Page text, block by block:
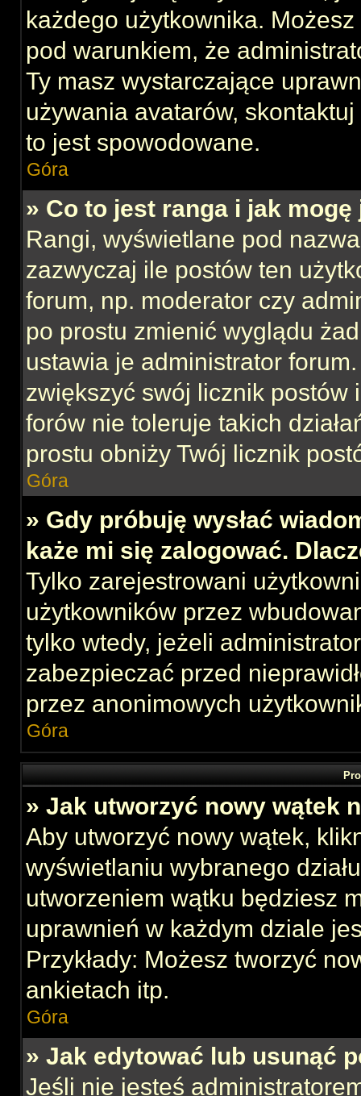
każdego użytkownika.
pod warunkiem, że
Ty masz wystarczające
używania avatarów,
to jest spowodowane.
Góra
» Co to jest ranga i jak mogę
Rangi, wyświetlane pod
zazwyczaj ile postów ten
forum, np. moderator czy
po prostu zmienić wyglądu
ustawia je administrator
zwiększyć swój licznik postów
forów nie toleruje takich
prostu obniży Twój licznik
Góra
» Gdy próbuję wysłać
każe mi się zalogować.
Tylko zarejestrowani
użytkowników przez
tylko wtedy, jeżeli
zabezpieczać przed
przez anonimowych
Góra
» Jak utworzyć nowy wątek
Aby utworzyć nowy wątek,
wyświetlaniu wybranego
utworzeniem wątku będziesz
uprawnień w każdym dziale
Przykłady: Możesz tworzyć
ankietach itp.
Góra
» Jak edytować lub usunąć
Jeśli nie jesteś